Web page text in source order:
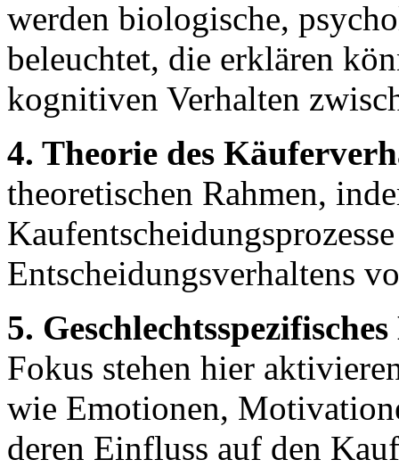
werden biologische,
beleuchtet, die erklären
kognitiven Verhalten
4. Theorie des
theoretischen Rahmen,
Entscheidungsverhaltens
5.
Fokus stehen hier
wie Emotionen,
deren Einfluss auf den